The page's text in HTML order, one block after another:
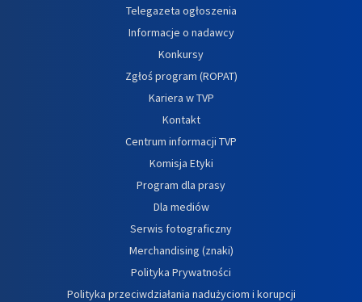
Telegazeta ogłoszenia
Informacje o nadawcy
Konkursy
Zgłoś program (ROPAT)
Kariera w TVP
Kontakt
Centrum informacji TVP
Komisja Etyki
Program dla prasy
Dla mediów
Serwis fotograficzny
Merchandising (znaki)
Polityka Prywatności
Polityka przeciwdziałania nadużyciom i korupcji